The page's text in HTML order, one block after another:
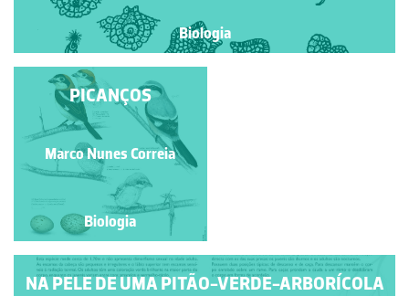
Biologia
FETO
Ivy Livingstone
Biologia
NA PELE DE UMA PITÃO-VERDE-ARBORÍCOLA
PICANÇOS
Marco Nunes Correia
Biologia